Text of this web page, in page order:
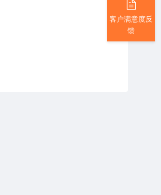
客户满意度反
馈